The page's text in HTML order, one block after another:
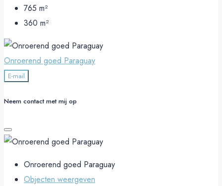
765 m²
360 m²
Onroerend goed Paraguay
E-mail
Neem contact met mij op
Onroerend goed Paraguay
Objecten weergeven